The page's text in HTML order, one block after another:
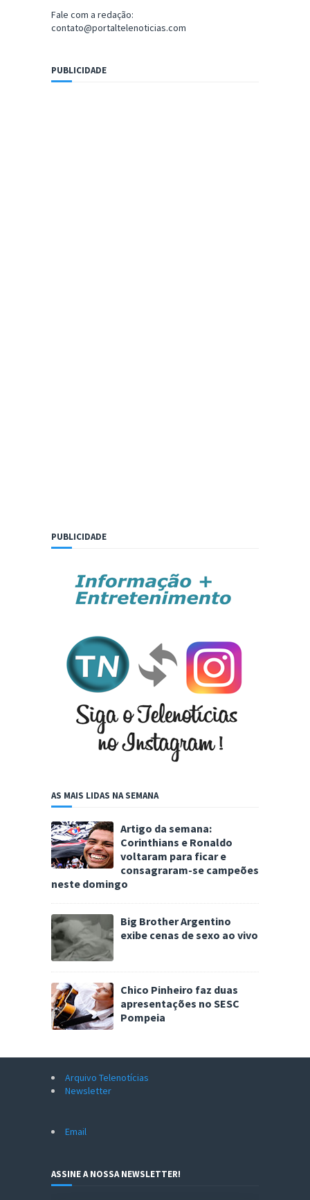
Fale com a redação:
contato@portaltelenoticias.com
PUBLICIDADE
PUBLICIDADE
AS MAIS LIDAS NA SEMANA
Artigo da semana:
Corinthians e Ronaldo
voltaram para ficar e
consagraram-se campeões
neste domingo
Big Brother Argentino
exibe cenas de sexo ao vivo
Chico Pinheiro faz duas
apresentações no SESC
Pompeia
Arquivo Telenotícias
Newsletter
Email
ASSINE A NOSSA NEWSLETTER!